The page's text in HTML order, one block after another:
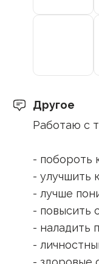
Другое
Работаю с
- побороть
- улучшить
- лучше
- повысить
- наладить
-